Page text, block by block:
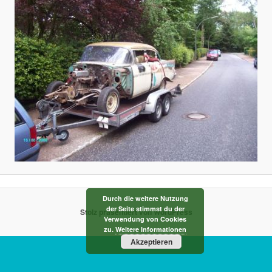
Stolz präsentiert von WordPress
Durch die weitere Nutzung
der Seite stimmst du der
Verwendung von Cookies
zu. Weitere Informationen
Akzeptieren